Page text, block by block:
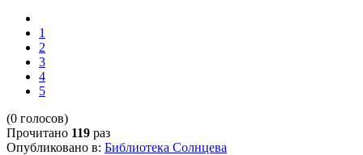
1
2
3
4
5
(0 голосов)
Прочитано 119 раз
Опубликовано в: Библиотека Солнцева